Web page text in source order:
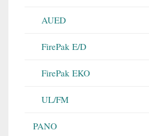
AUED
FirePak E/D
FirePak EKO
UL/FM
PANO